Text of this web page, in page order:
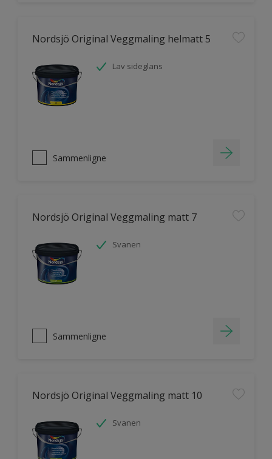
Nordsjö Original Veggmaling helmatt 5
Lav sideglans
Sammenligne
Nordsjö Original Veggmaling matt 7
Svanen
Sammenligne
Nordsjö Original Veggmaling matt 10
Svanen